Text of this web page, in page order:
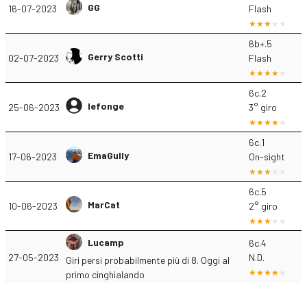
16-07-2023 GG
Flash
02-07-2023 Gerry Scotti
6b+.5
Flash
25-06-2023 lefonge
6c.2
3° giro
17-06-2023 EmaGully
6c.1
On-sight
10-06-2023 MarCat
6c.5
2° giro
27-05-2023
Lucamp
Giri persi probabilmente più di 8. Oggi al
primo cinghialando
6c.4
N.D.